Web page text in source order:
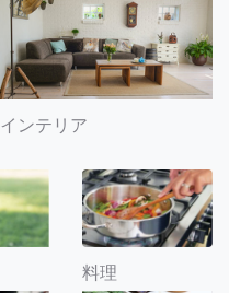
インテリア
料理